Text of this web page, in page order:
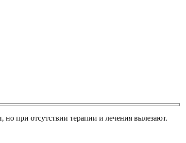
но при отсутствии терапии и лечения вылезают.